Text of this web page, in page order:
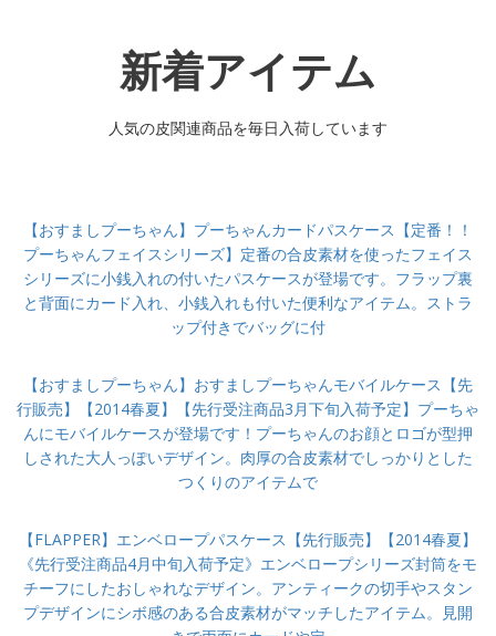
新着アイテム
人気の皮関連商品を毎日入荷しています
【おすましプーちゃん】プーちゃんカードパスケース【定番！！
プーちゃんフェイスシリーズ】定番の合皮素材を使ったフェイス
シリーズに小銭入れの付いたパスケースが登場です。フラップ裏
と背面にカード入れ、小銭入れも付いた便利なアイテム。ストラ
ップ付きでバッグに付
【おすましプーちゃん】おすましプーちゃんモバイルケース【先
行販売】【2014春夏】【先行受注商品3月下旬入荷予定】プーちゃ
んにモバイルケースが登場です！プーちゃんのお顔とロゴが型押
しされた大人っぽいデザイン。肉厚の合皮素材でしっかりとした
つくりのアイテムで
【FLAPPER】エンベロープパスケース【先行販売】【2014春夏】
《先行受注商品4月中旬入荷予定》エンベロープシリーズ封筒をモ
チーフにしたおしゃれなデザイン。アンティークの切手やスタン
プデザインにシボ感のある合皮素材がマッチしたアイテム。見開